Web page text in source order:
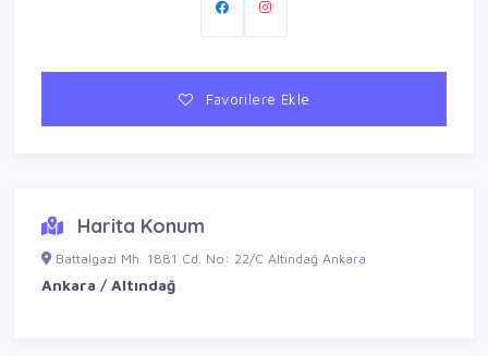
Favorilere Ekle
Harita Konum
Battalgazi Mh. 1881 Cd. No: 22/C Altındağ Ankara
Ankara / Altındağ